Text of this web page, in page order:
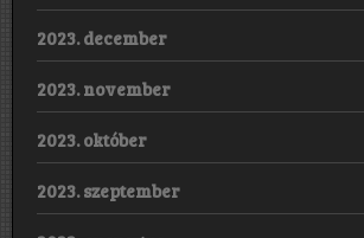
2023. december
2023. november
2023. október
2023. szeptember